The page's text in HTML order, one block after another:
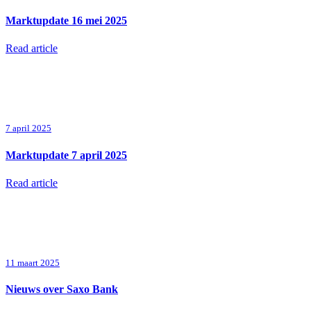
Marktupdate 16 mei 2025
Read article
7 april 2025
Marktupdate 7 april 2025
Read article
11 maart 2025
Nieuws over Saxo Bank